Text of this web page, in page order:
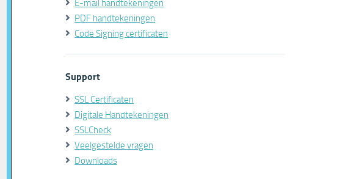
E-mail handtekeningen
PDF handtekeningen
Code Signing certificaten
Support
SSL Certificaten
Digitale Handtekeningen
SSLCheck
Veelgestelde vragen
Downloads